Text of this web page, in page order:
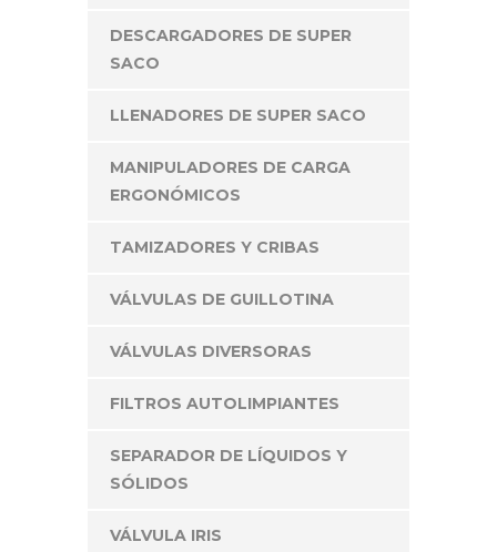
DESCARGADORES DE SUPER
SACO
LLENADORES DE SUPER SACO
MANIPULADORES DE CARGA
ERGONÓMICOS
TAMIZADORES Y CRIBAS
VÁLVULAS DE GUILLOTINA
VÁLVULAS DIVERSORAS
FILTROS AUTOLIMPIANTES
SEPARADOR DE LÍQUIDOS Y
SÓLIDOS
VÁLVULA IRIS